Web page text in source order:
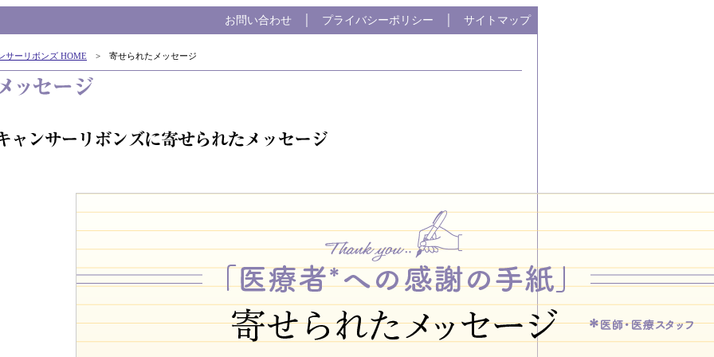
お問い合わせ プライバシーポリシー サイトマップ
サーリボンズ HOME > 寄せられたメッセージ